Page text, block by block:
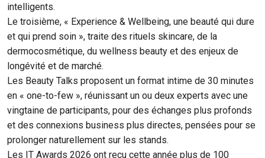
intelligents.
Le troisième, « Experience & Wellbeing, une beauté qui dure
et qui prend soin », traite des rituels skincare, de la
dermocosmétique, du wellness beauty et des enjeux de
longévité et de marché.
Les Beauty Talks proposent un format intime de 30 minutes
en « one-to-few », réunissant un ou deux experts avec une
vingtaine de participants, pour des échanges plus profonds
et des connexions business plus directes, pensées pour se
prolonger naturellement sur les stands.
Les IT Awards 2026 ont reçu cette année plus de 100